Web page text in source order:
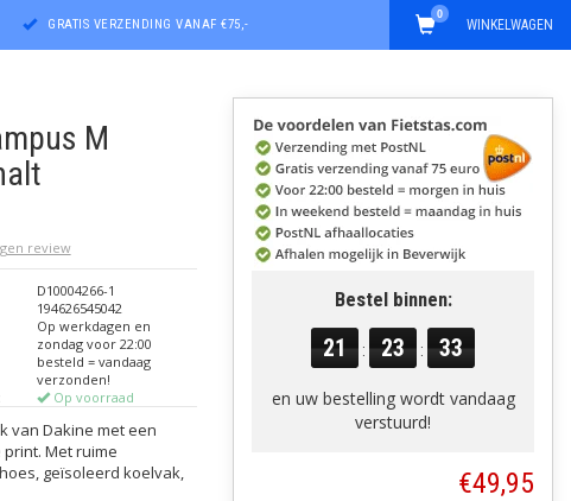
GRATIS VERZENDING VANAF €75,- WINKELWAGEN
0
M
review
D10004266-1
194626545042
Op werkdagen en
zondag voor 22:00
besteld = vandaag
verzonden!
Op voorraad
van Dakine met een
Met ruime
geïsoleerd koelvak,
Bestel binnen:
21 : 23 : 32
en uw bestelling wordt vandaag
verstuurd!
€49,95